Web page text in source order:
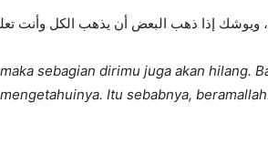
ويوشك إذا ذهب البعض أن يذهب الكل وأنت
sebagian dirimu juga akan hilang.
Itu sebabnya,